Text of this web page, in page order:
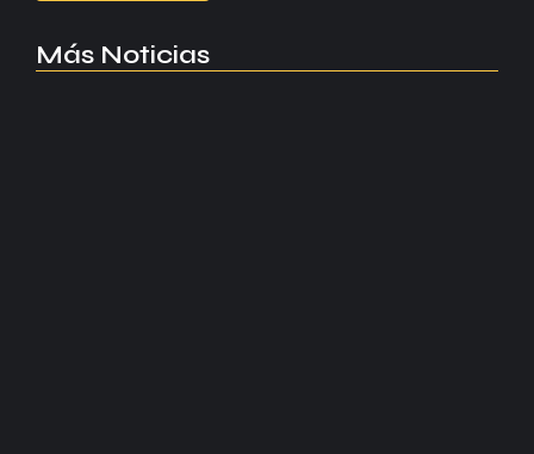
Más Noticias